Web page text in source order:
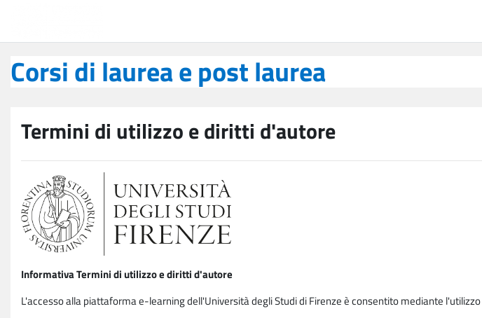
Corsi di laurea e post laurea
Termini di utilizzo e diritti d'autore
Informativa Termini di utilizzo e diritti d'autore
L'accesso alla piattaforma e-learning dell'Università degli Studi di Firenze è consentito mediante